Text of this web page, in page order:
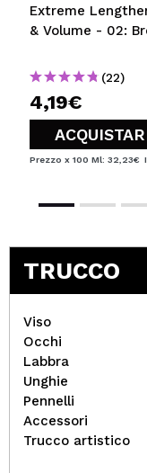
Extreme
& Volume - 02:
(22)
4,19€
Prezzo x 100 Ml: 32,23€
TRUCCO
Viso
Occhi
Labbra
Unghie
Pennelli
Accessori
Trucco artistico